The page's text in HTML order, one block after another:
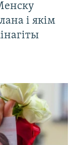
і якім